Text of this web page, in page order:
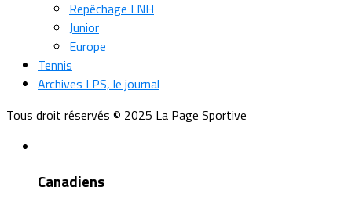
Repêchage LNH
Junior
Europe
Tennis
Archives LPS, le journal
Tous droit réservés © 2025 La Page Sportive
Canadiens